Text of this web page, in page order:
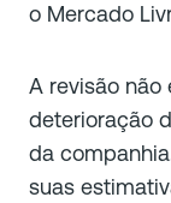
o Mercado
A revisão não
deterioração
da
suas